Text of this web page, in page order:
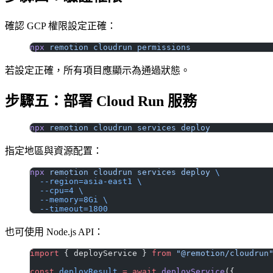
確認 GCP 權限設定正確：
npx remotion cloudrun permissions
若設定正確，所有項目應顯示為通過狀態。
步驟五：部署 Cloud Run 服務
npx remotion cloudrun services deploy
指定地區與資源配置：
npx remotion cloudrun services deploy \
  --region=asia-east1
\
  --cpu=4
\
  --memory=8Gi
\
  --timeout=1800
也可使用 Node.js API：
import { deployService } from "@remotion/cloudrun"
const deployResult = await deployService ({